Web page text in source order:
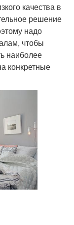
качества в
решение
надо
чтобы
наиболее
конкретные